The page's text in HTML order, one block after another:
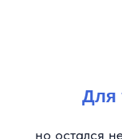
Для
но остался